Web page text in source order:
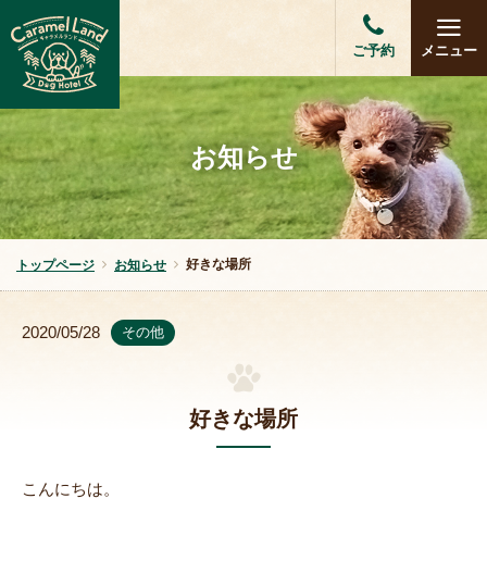
ご予約 メニュー
お知らせ
トップページ お知らせ 好きな場所
2020/05/28 その他
好きな場所
こんにちは。